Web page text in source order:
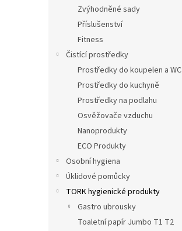
Zvýhodněné sady
Příslušenství
Fitness
Čistící prostředky
Prostředky do koupelen a WC
Prostředky do kuchyně
Prostředky na podlahu
Osvěžovače vzduchu
Nanoprodukty
ECO Produkty
Osobní hygiena
Úklidové pomůcky
TORK hygienické produkty
Gastro ubrousky
Toaletní papír Jumbo T1 T2